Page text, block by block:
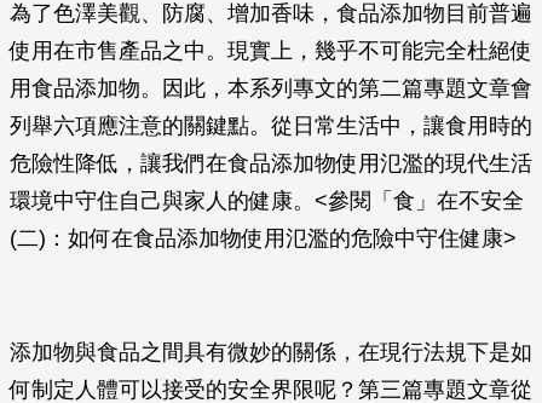
為了色澤美觀、防腐、增加香味，食品添加物目前普遍
使用在市售產品之中。現實上，幾乎不可能完全杜絕使
用食品添加物。因此，本系列專文的第二篇專題文章會
列舉六項應注意的關鍵點。從日常生活中，讓食用時的
危險性降低，讓我們在食品添加物使用氾濫的現代生活
環境中守住自己與家人的健康。<參閱「食」在不安全
(二)：如何在食品添加物使用氾濫的危險中守住健康>
添加物與食品之間具有微妙的關係，在現行法規下是如
何制定人體可以接受的安全界限呢？第三篇專題文章從